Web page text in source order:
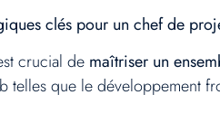
clés pour un chef de
crucial de maîtriser un
que le développement